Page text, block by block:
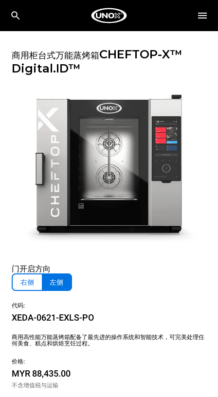
商用柜台式万能蒸烤箱CHEFTOP-X™
Digital.ID™
门开启方向
右侧 左侧
代码:
XEDA-0621-EXLS-PO
商用高性能万能蒸烤箱配备了最先进的操作系统和智能技术，可完美处理任
何美食、糕点和烘焙烹饪过程。
价格:
MYR 88,435.00
不含增值税与运输